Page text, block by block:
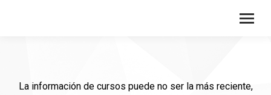
La información de cursos puede no ser la más reciente,